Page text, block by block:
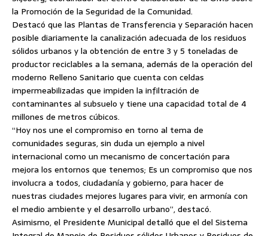
la Promoción de la Seguridad de la Comunidad.
Destacó que las Plantas de Transferencia y Separación hacen
posible diariamente la canalización adecuada de los residuos
sólidos urbanos y la obtención de entre 3 y 5 toneladas de
productor reciclables a la semana, además de la operación del
moderno Relleno Sanitario que cuenta con celdas
impermeabilizadas que impiden la infiltración de
contaminantes al subsuelo y tiene una capacidad total de 4
millones de metros cúbicos.
“Hoy nos une el compromiso en torno al tema de
comunidades seguras, sin duda un ejemplo a nivel
internacional como un mecanismo de concertación para
mejora los entornos que tenemos; Es un compromiso que nos
involucra a todos, ciudadanía y gobierno, para hacer de
nuestras ciudades mejores lugares para vivir, en armonía con
el medio ambiente y el desarrollo urbano”, destacó.
Asimismo, el Presidente Municipal detalló que el del Sistema